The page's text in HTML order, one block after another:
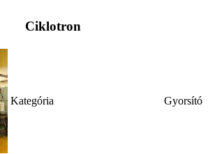
Ciklotron
Kategória Gyorsító